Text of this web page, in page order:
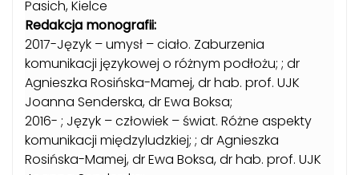
Pasich, Kielce
Redakcja monografii:
2017-Język – umysł – ciało. Zaburzenia
komunikacji językowej o różnym podłożu; ; dr
Agnieszka Rosińska-Mamej, dr hab. prof. UJK
Joanna Senderska, dr Ewa Boksa;
2016- ; Język – człowiek – świat. Różne aspekty
komunikacji międzyludzkiej; ; dr Agnieszka
Rosińska-Mamej, dr Ewa Boksa, dr hab. prof. UJK